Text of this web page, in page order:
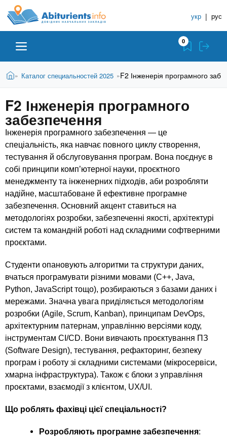
A
b
i
t
u
r
i
e
n
t
s
.
i
n
f
п
р
в
о
н
и
к
У
ч
е
б
н
ы
х
з
а
в
е
д
е
н
и
й
укр | рус
Абитуриенту
Вузы
Колледжи
Курсы
Частные школы
MBA
Онлайн курсы
За рубежом
0
В
д
е
с
ь
Главная
» Каталог специальностей 2025 »F2 Інженерія програмного
F2 Інженерія програмного
забезпечення
Інженерія програмного забезпечення — це
спеціальність, яка навчає повного циклу створення,
тестування й обслуговування програм. Вона поєднує в
собі принципи комп’ютерної науки, проєктного
менеджменту та інженерних підходів, аби розробляти
надійне, масштабоване й ефективне програмне
забезпечення. Основний акцент ставиться на
методологіях розробки, забезпеченні якості, архітектурі
систем та командній роботі над складними софтверними
проєктами.
Студенти опановують алгоритми та структури даних,
вчаться програмувати різними мовами (C++, Java,
Python, JavaScript тощо), розбираються з базами даних і
мережами. Значна увага приділяється методологіям
розробки (Agile, Scrum, Kanban), принципам DevOps,
архітектурним патернам, управлінню версіями коду,
інструментам CI/CD. Вони вивчають проєктування ПЗ
(Software Design), тестування, рефакторинг, безпеку
програм і роботу зі складними системами (мікросервіси,
хмарна інфраструктура). Також є блоки з управління
проєктами, взаємодії з клієнтом, UX/UI.
Що роблять фахівці цієї спеціальності?
Розробляють програмне забезпечення: